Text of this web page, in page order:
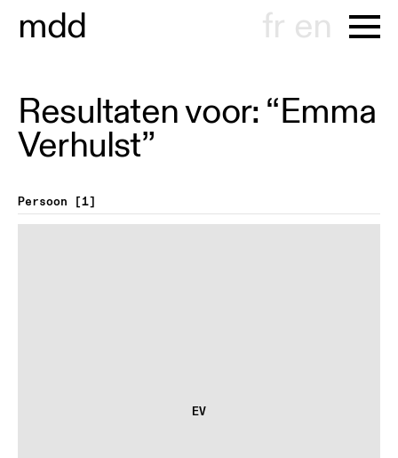
mdd fr en
Resultaten voor: “Emma
Verhulst”
Persoon 1
EV